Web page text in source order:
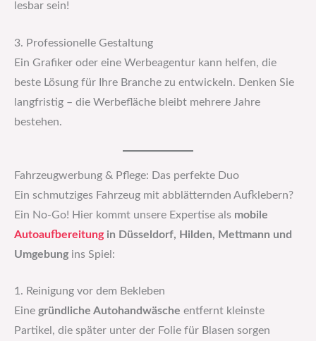
lesbar sein!
3. Professionelle Gestaltung
Ein Grafiker oder eine Werbeagentur kann helfen, die
beste Lösung für Ihre Branche zu entwickeln. Denken Sie
langfristig – die Werbefläche bleibt mehrere Jahre
bestehen.
Fahrzeugwerbung & Pflege: Das perfekte Duo
Ein schmutziges Fahrzeug mit abblätternden Aufklebern?
Ein No-Go! Hier kommt unsere Expertise als mobile
Autoaufbereitungin Düsseldorf, Hilden, Mettmann und
Umgebung ins Spiel:
1. Reinigung vor dem Bekleben
Eine gründliche Autohandwäsche entfernt kleinste
Partikel, die später unter der Folie für Blasen sorgen